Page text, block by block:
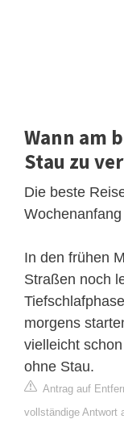
Wann am
Stau zu
Die beste
Wochenanfang
In den frühen
Straßen noch
morgens
vielleicht
ohne Stau.
Antrag auf
vollständige Antwort